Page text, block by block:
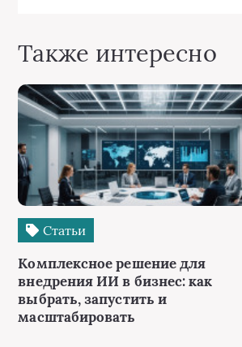
Также интересно
Статьи
Комплексное решение для
внедрения ИИ в бизнес: как
выбрать, запустить и
масштабировать